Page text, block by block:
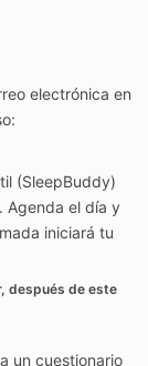
electrónica en
(SleepBuddy)
Agenda el día y
iniciará tu
después de este
un cuestionario